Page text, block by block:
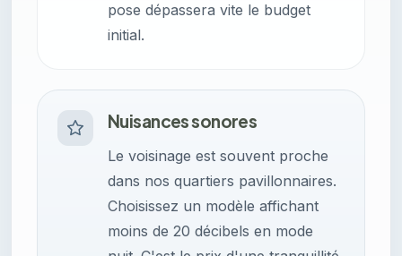
pose dépassera vite le budget
initial.
Nuisances sonores
Le voisinage est souvent proche
dans nos quartiers pavillonnaires.
Choisissez un modèle affichant
moins de 20 décibels en mode